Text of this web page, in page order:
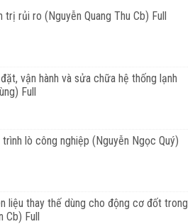
trị rủi ro (Nguyễn Quang Thu Cb) Full
vận hành và sửa chữa hệ thống lạnh
Full
trình lò công nghiệp (Nguyễn Ngọc Quý)
liệu thay thế dùng cho động cơ đốt trong
Cb) Full